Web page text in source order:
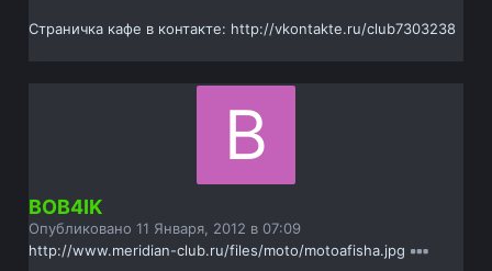
Страничка кафе в контакте: http://vkontakte.ru/club7303238
BOB4IK
Опубликовано11 Января, 2012 в 07:09
http://www.meridian-club.ru/files/moto/motoafisha.jpg